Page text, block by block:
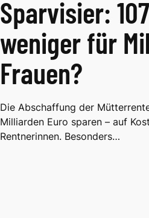
Sparvisier:
weniger für
Frauen?
Die Abschaffung der
Milliarden Euro sparen – auf
Rentnerinnen. Besonders…